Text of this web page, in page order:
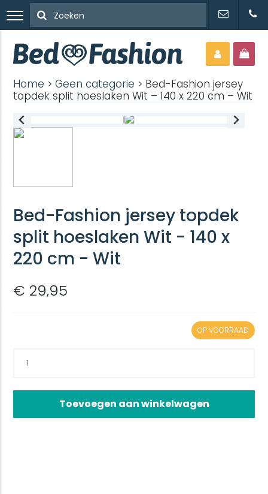
Home >Geen categorie > Bed-Fashion jersey
topdek split hoeslaken Wit – 140 x 220 cm – Wit
Bed-Fashion jersey topdek
split hoeslaken Wit - 140 x
220 cm - Wit
€ 29,95
OP VOORRAAD
Toevoegen aan winkelwagen